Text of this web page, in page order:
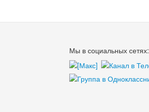
Мы в социальных сетях: